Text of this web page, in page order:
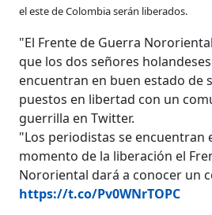
el este de Colombia serán liberados.
"El Frente de Guerra
que los dos señores
encuentran en buen estado de
puestos en libertad con un
guerrilla en Twitter.
"Los periodistas se encuentran
momento de la liberación el
Nororiental dará a conocer un
https://t.co/Pv0WNrTOPC